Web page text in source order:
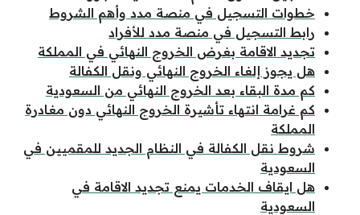
خطوات التسجيل في منصة مدد وأهم الشروط
رابط التسجيل في منصة مدد للأفراد
تجديد الاقامة بغرض الخروج النهائي في المملكة
هل يجوز إلغاء الخروج النهائي ونقل الكفالة
كم مدة البقاء بعد الخروج النهائي من السعودية
كم غرامة انتهاء تأشيرة الخروج النهائي دون مغادرة
المملكة
شروط نقل الكفالة في النظام الجديد للمقميين في
السعودية
هل ايقاف الخدمات يمنع تجديد الاقامة في
السعودية